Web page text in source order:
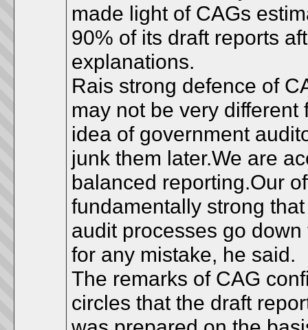
made light of CAGs
90% of its draft reports
explanations.
Rais strong defence of
may not be very
idea of government
junk them later.We are
balanced reporting.Our
fundamentally strong
audit processes go
for any mistake, he said.
The remarks of CAG
circles that the draft